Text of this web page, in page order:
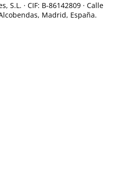
S.L. · CIF: B-86142809 · Calle
Madrid, España.